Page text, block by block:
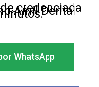
credenciada
Amil Dental
WhatsApp